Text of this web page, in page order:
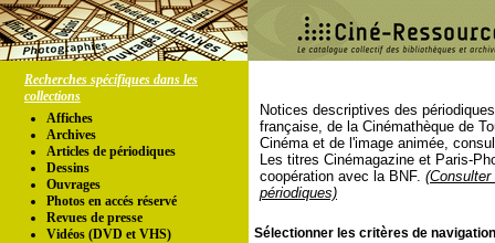
Recherches spécifiques dans les
collections
Affiches
Archives
Articles de périodiques
Dessins
Ouvrages
Photos en accés réservé
Revues de presse
Vidéos (DVD et VHS)
Notices descriptives des
française, de la Cinémathèque de
Cinéma et de l'image animée,
Les titres Cinémagazine et Paris-
coopération avec la BNF.
périodiques)
Sélectionner les critères de